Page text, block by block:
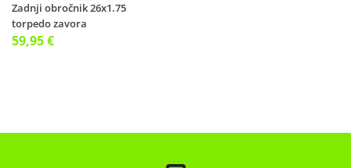
Zadnji obročnik 26x1.75
torpedo zavora
59,95 €